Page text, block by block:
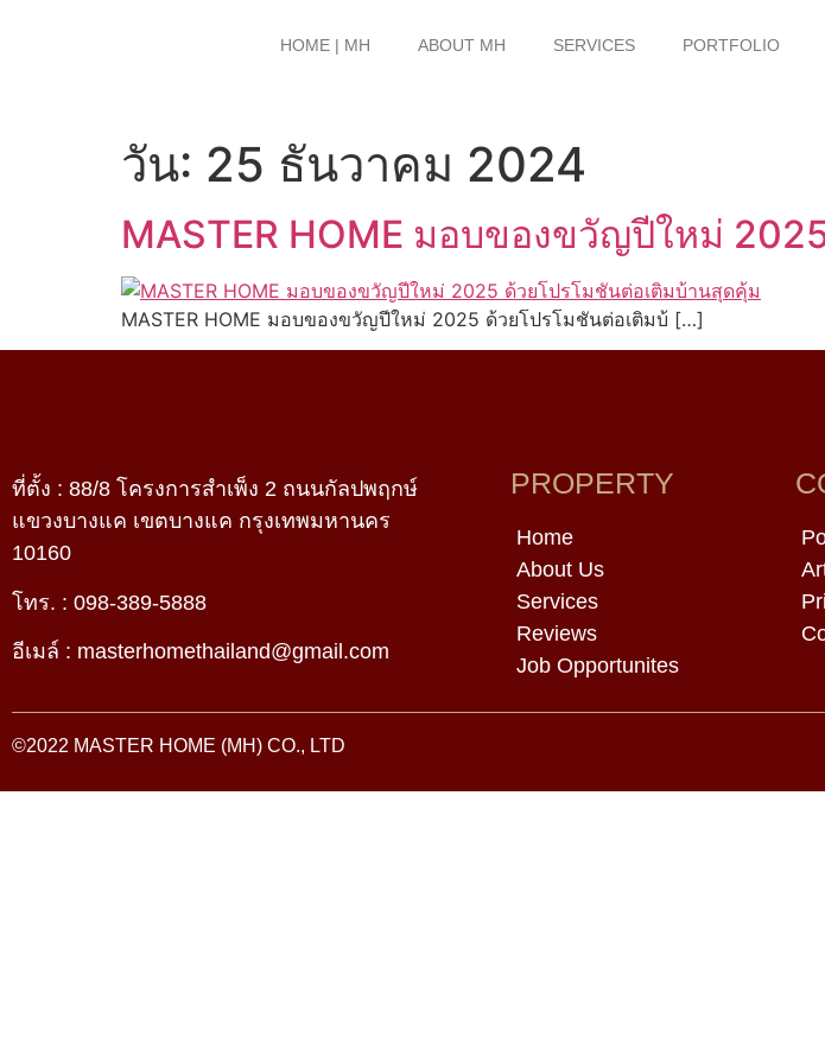
HOME | MH ABOUT MH SERVICES PORTFOLIO
วัน: 25 ธันวาคม 2024
MASTER HOME มอบของขวัญปีใหม่
MASTER HOME มอบของขวัญปีใหม่ 2025 ด้วยโปรโมชันต่อเติมบ้ […]
ที่ตั้ง : 88/8 โครงการสําเพ็ง 2 ถนนกัลปพฤกษ์
แขวงบางแค เขตบางแค กรุงเทพมหานคร
10160
โทร. : 098-389-5888
อีเมล์ : masterhomethailand@gmail.com
PROPERTY
Home
About Us
Services
Reviews
Job Opportunites
©2022 MASTER HOME (MH) CO., LTD